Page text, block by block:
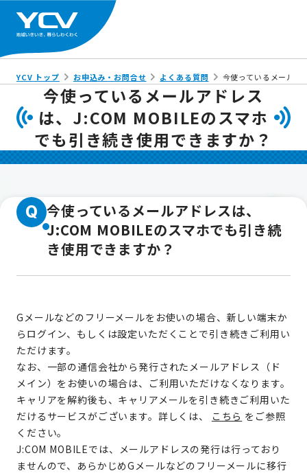
YCV トップ お申込み・お問合せ よくある質問 今使っているメール
今使っているメールアドレス
は、J:COM MOBILEのスマホ
でも引き続き使用できますか？
Q 今使っているメールアドレスは、
J:COM MOBILEのスマホでも引き続
き使用できますか？
Gメールなどのフリーメールをお使いの場合、新しい端末か
らログイン、もしくは設定いただくことで引き続きご利用い
ただけます。
なお、一部の通信会社から発行されたメールアドレス（ド
メイン）をお使いの場合は、ご利用いただけなくなります。
キャリアを解約後も、キャリアメールを引き続きご利用いた
だけるサービスがございます。詳しくは、
こちら をご参照
ください。
J:COM MOBILEでは、メールアドレスの発行は行っており
ませんので、あらかじめGメールなどのフリーメールに移行